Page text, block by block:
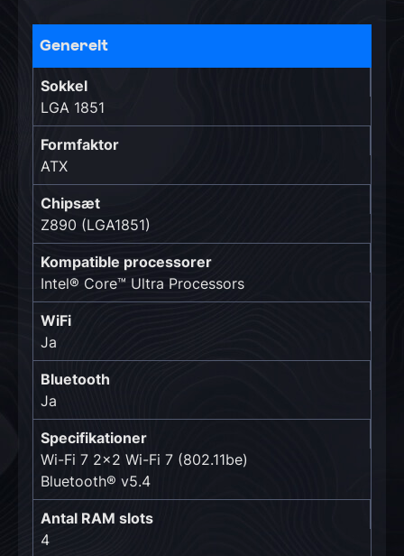
Generelt
Sokkel
LGA 1851
Formfaktor
ATX
Chipsæt
Z890 (LGA1851)
Kompatible processorer
Intel® Core™ Ultra Processors
WiFi
Ja
Bluetooth
Ja
Specifikationer
Wi-Fi 7 2x2 Wi-Fi 7 (802.11be)
Bluetooth® v5.4
Antal RAM slots
4